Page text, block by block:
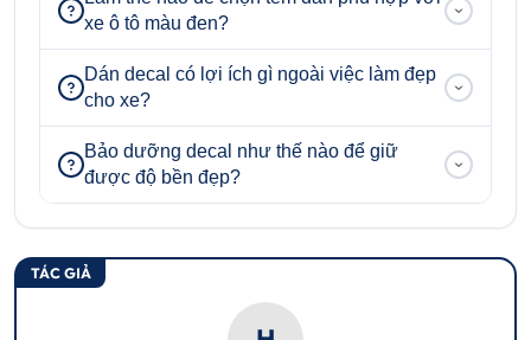
xe ô tô màu đen?
Dán decal có lợi ích gì ngoài việc làm đẹp
cho xe?
Bảo dưỡng decal như thế nào để giữ
được độ bền đẹp?
TÁC GIẢ